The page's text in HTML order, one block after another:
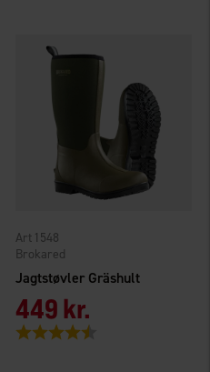
Jagtstøvler Gräshult
Brokared
1548
449 kr.
Vurdering: